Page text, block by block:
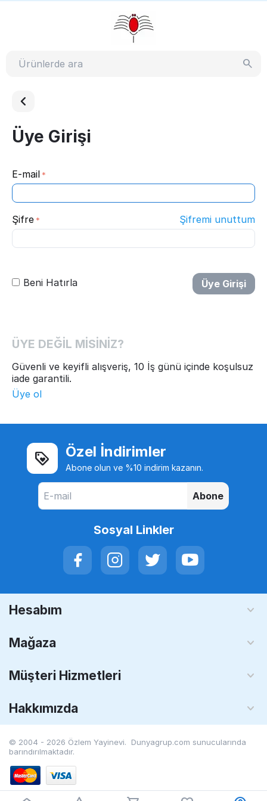
Üye Girişi
E-mail
Şifre Şifremi unuttum
Üye Girişi
Beni Hatırla
ÜYE DEĞİL MİSİNİZ?
Güvenli ve keyifli alışveriş, 10 İş günü içinde koşulsuz
iade garantili.
Üye ol
Özel İndirimler
Abone olun ve %10 indirim kazanın.
Abone
Sosyal Linkler
Hesabım
Mağaza
Müşteri Hizmetleri
Hakkımızda
© 2004 - 2026 Özlem Yayinevi. Dunyagrup.com sunucularında
barındırılmaktadır.